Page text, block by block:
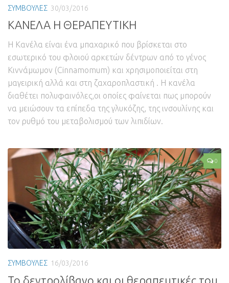
ΣΥΜΒΟΥΛΕΣ 30/03/2016
ΚΑΝΕΛΑ Η ΘΕΡΑΠΕΥΤΙΚΗ
Η Κανέλα είναι ένα μπαχαρικό που βρίσκεται στο
εσωτερικό του φλοιού αρκετών δέντρων από το γένος
Κιννάμωμον (Cinnamomum) και χρησιμοποιείται στη
μαγειρική αλλά και στη ζαχαροπλαστική . Η κανέλα
διαθέτει πολυφαινόλες,οι οποίες φαίνεται πως μπορούν
να μειώσουν τα επίπεδα της γλυκόζης, της ινσουλίνης και
τον ρυθμό του μεταβολισμού των λιπιδίων.
0
ΣΥΜΒΟΥΛΕΣ 16/03/2016
Το δεντρολίβανο και οι θεραπευτικές του